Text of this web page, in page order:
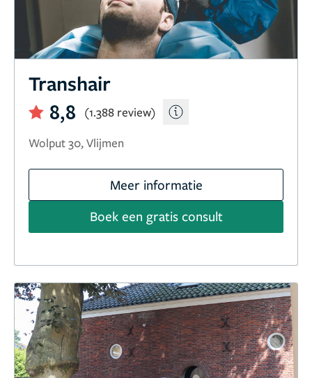
Transhair
8,8
(1.388 review)
Wolput 30, Vlijmen
Meer informatie
Boek een gratis consult